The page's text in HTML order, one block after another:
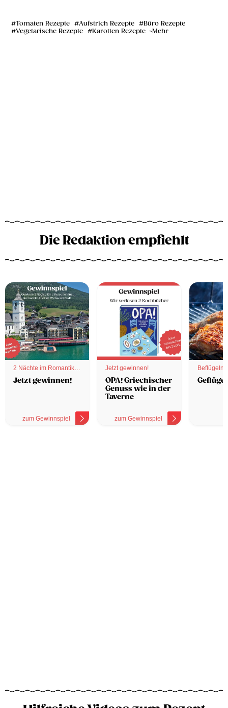
Tomaten Rezepte Aufstrich Rezepte
Büro Rezepte
Vegetarische Rezepte
Karotten Rezepte Mehr
Die Redaktion empfiehlt
2 Nächte im Romantik
Hotel
Jetzt gewinnen!
zum Gewinnspiel
Jetzt gewinnen!
OPA! Griechischer
Genuss wie in der
Taverne
zum Gewinnspiel